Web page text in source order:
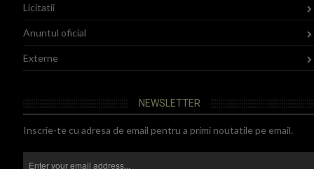
Licitatii
Anuntul oficial
Externe
NEWSLETTER
Inscrie-te cu adresa de email pentru a primi noutatile pe email.